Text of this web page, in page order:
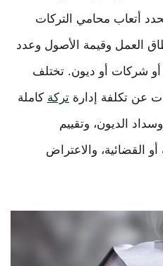
أتعاب محامي التركات
العمل وقيمة الأصول وعدد
أو شركات أو ديون. تختلف
عن تكلفة إدارة تركة كاملة
الديون، وتقييم
القضائية، والاعتراض